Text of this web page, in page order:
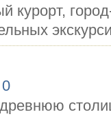
курорт,
0